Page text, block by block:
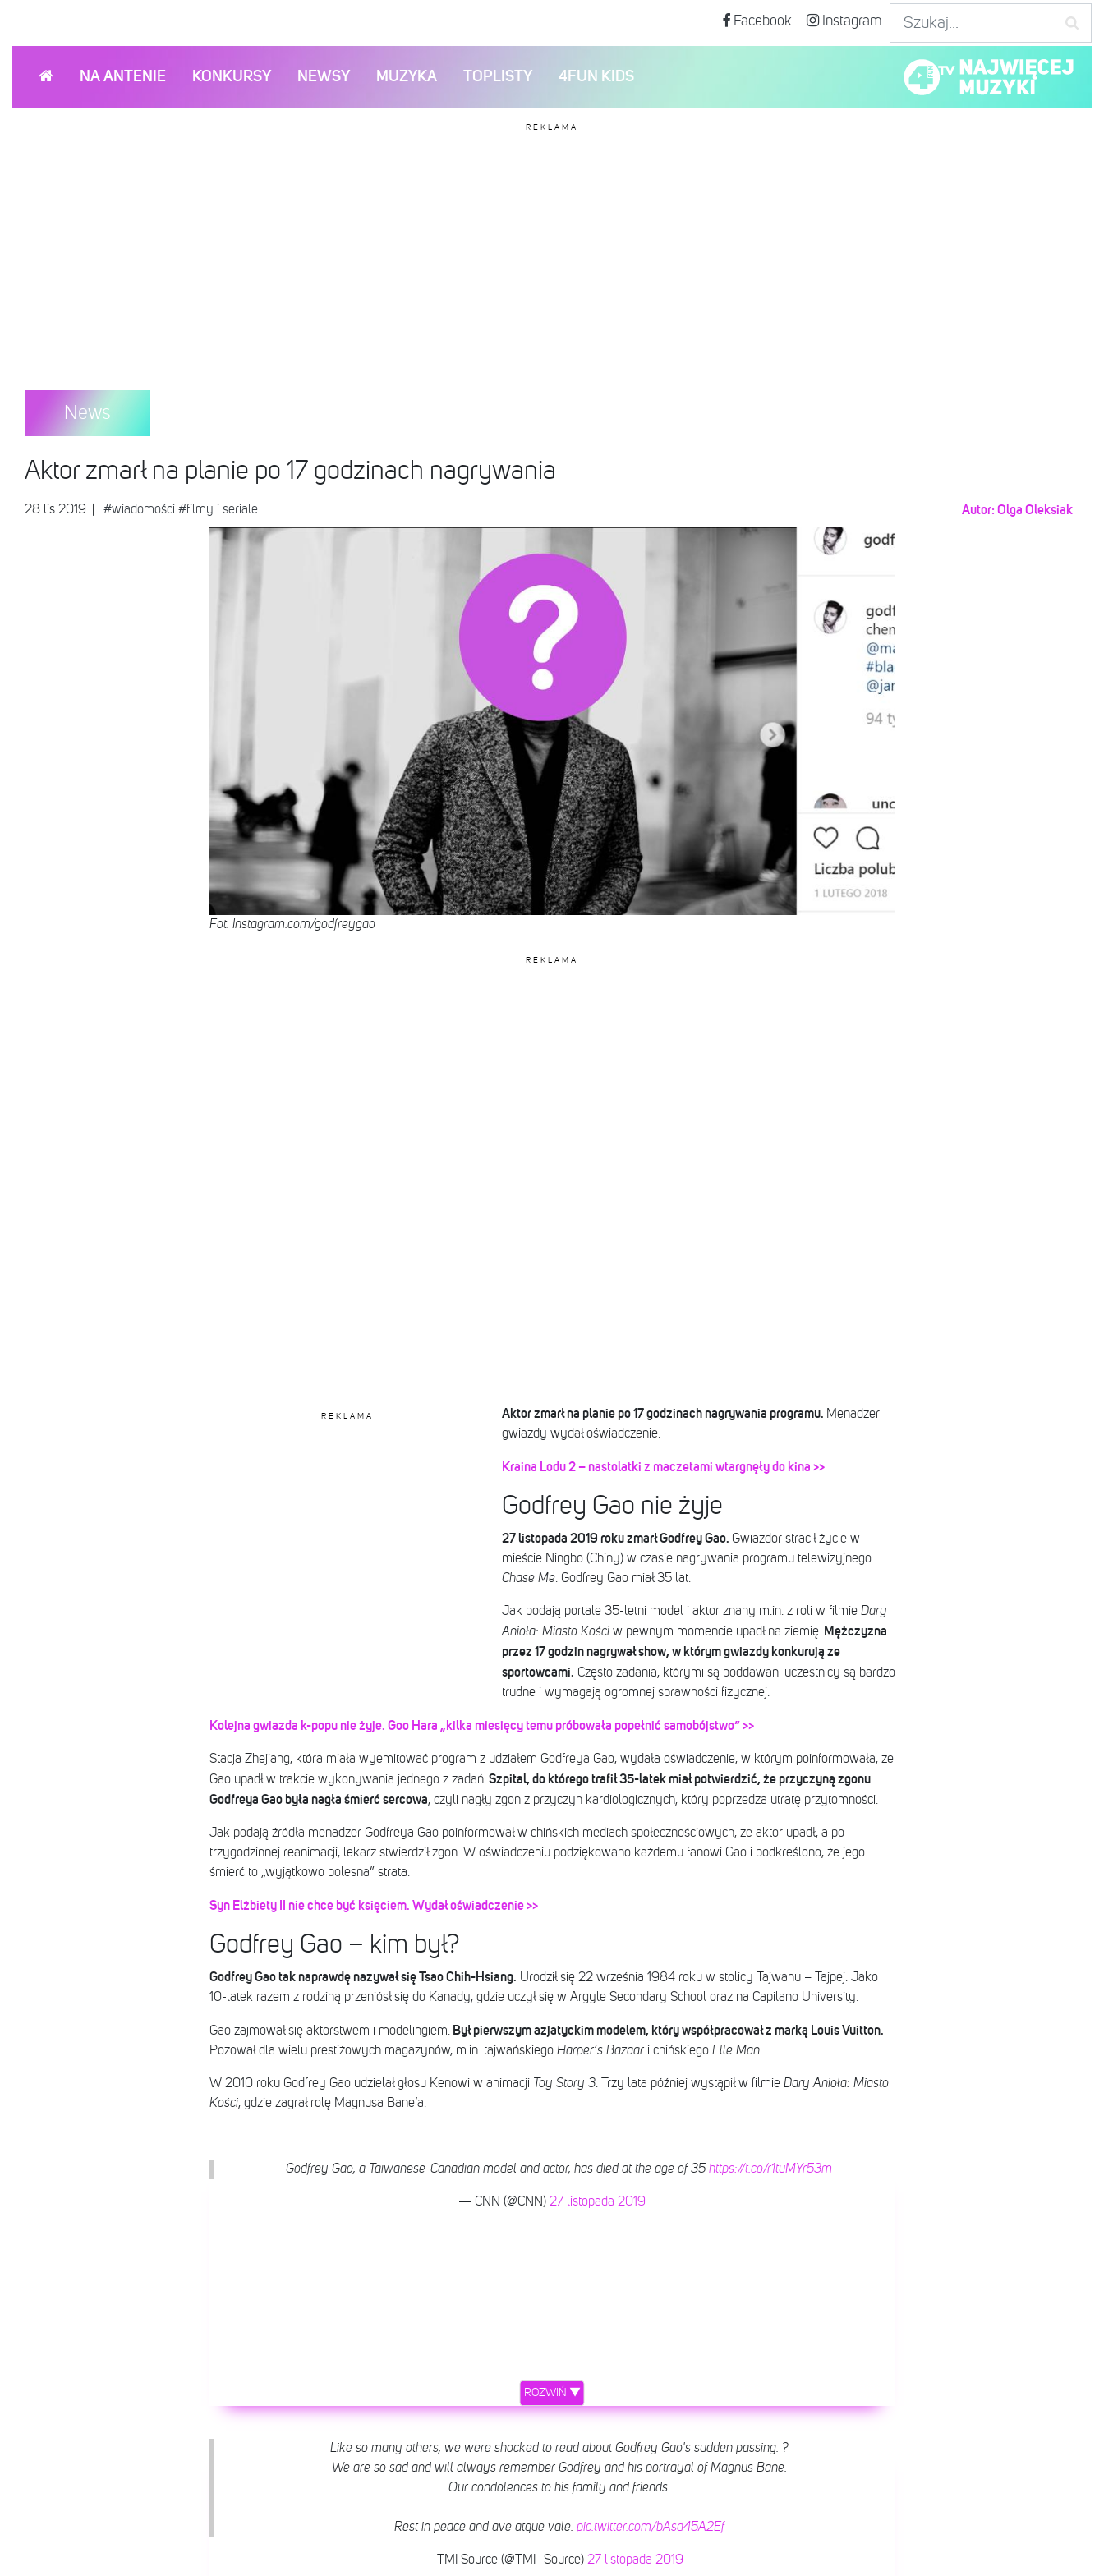
Facebook Instagram
NA ANTENIE KONKURSY NEWSY MUZYKA TOPLISTY 4FUN KIDS
REKLAMA
News
Aktor zmarł na planie po 17 godzinach nagrywania
28 lis 2019 #wiadomości #filmy i seriale Autor: Olga Oleksiak
Fot. Instagram.com/godfreygao
REKLAMA
REKLAMA Aktor zmarł na planie po 17 godzinach nagrywania programu. Menadżer
gwiazdy wydał oświadczenie.
Kraina Lodu 2 – nastolatki z maczetami wtargnęły do kina >>
Godfrey Gao nie żyje
27 listopada 2019 roku zmarł Godfrey Gao. Gwiazdor stracił życie w
mieście Ningbo (Chiny) w czasie nagrywania programu telewizyjnego
Chase Me. Godfrey Gao miał 35 lat.
Jak podają portale 35-letni model i aktor znany m.in. z roli w filmieDary
Anioła: Miasto Kościw pewnym momencie upadł na ziemię. Mężczyzna
przez 17 godzin nagrywał show, w którym gwiazdy konkurują ze
sportowcami. Często zadania, którymi są poddawani uczestnicy są bardzo
trudne i wymagają ogromnej sprawności fizycznej.
Kolejna gwiazda k-popu nie żyje. Goo Hara „kilka miesięcy temu próbowała popełnić samobójstwo” >>
Stacja Zhejiang, która miała wyemitować program z udziałem Godfreya Gao, wydała oświadczenie, w którym poinformowała, że
Gao upadł w trakcie wykonywania jednego z zadań. Szpital, do którego trafił 35-latek miał potwierdzić, że przyczyną zgonu
Godfreya Gao była nagła śmierć sercowa, czyli nagły zgon z przyczyn kardiologicznych, który poprzedza utratę przytomności.
Jak podają źródła menadżer Godfreya Gao poinformował w chińskich mediach społecznościowych, że aktor upadł, a po
trzygodzinnej reanimacji, lekarz stwierdził zgon. W oświadczeniu podziękowano każdemu fanowi Gao i podkreślono, że jego
śmierć to „wyjątkowo bolesna” strata.
Syn Elżbiety II nie chce być księciem. Wydał oświadczenie >>
Godfrey Gao – kim był?
Godfrey Gao tak naprawdę nazywał się Tsao Chih-Hsiang. Urodził się 22 września 1984 roku w stolicy Tajwanu – Tajpej. Jako
10-latek razem z rodziną przeniósł się do Kanady, gdzie uczył się w Argyle Secondary School oraz na Capilano University.
Gao zajmował się aktorstwem i modelingiem. Był pierwszym azjatyckim modelem, który współpracował z marką Louis Vuitton.
Pozował dla wielu prestiżowych magazynów, m.in. tajwańskiego Harper’s Bazaari chińskiegoElle Man.
W 2010 roku Godfrey Gao udzielał głosu Kenowi w animacji Toy Story 3. Trzy lata później wystąpił w filmieDary Anioła: Miasto
Kości, gdzie zagrał rolę Magnusa Bane’a.
Godfrey Gao, a Taiwanese-Canadian model and actor, has died at the age of 35 https://t.co/r1tuMYr53m
— CNN (@CNN) 27 listopada 2019
ROZWIŃ ▼
Like so many others, we were shocked to read about Godfrey Gao's sudden passing. ?
We are so sad and will always remember Godfrey and his portrayal of Magnus Bane.
Our condolences to his family and friends.
Rest in peace and ave atque vale. pic.twitter.com/bAsd45A2Ef
— TMI Source (@TMI_Source) 27 listopada 2019